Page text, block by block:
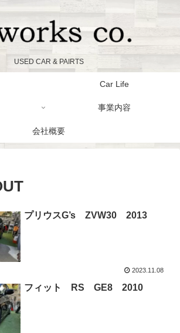
USED CAR & PAIRTS
Car Life
事業内容
会社概要
プリウスG’s ZVW30 2013
2023.11.08
フィット RS GE8 2010